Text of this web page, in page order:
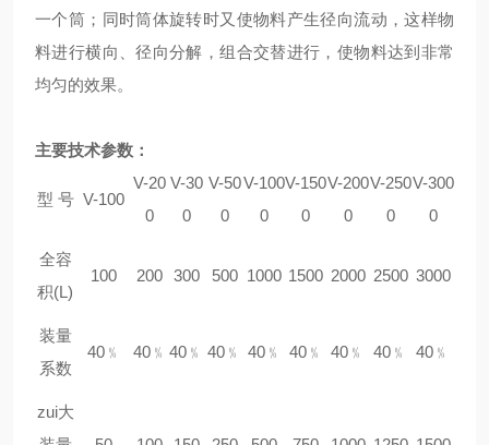
一个筒；同时筒体旋转时又使物料产生径向流动，这样物
料进行横向、径向分解，组合交替进行，使物料达到非常
均匀的效果。
主要技术参数 ：
型 号 V-100
V-20
0
V-30
0
V-50
0
V-100
0
V-150
0
V-200
0
V-250
0
V-300
0
全容
积(L)
100 200 300 500 1000 1500 2000 2500 3000
装量
系数
40﹪ 40﹪ 40﹪ 40﹪ 40﹪ 40﹪ 40﹪ 40﹪ 40﹪
zui大